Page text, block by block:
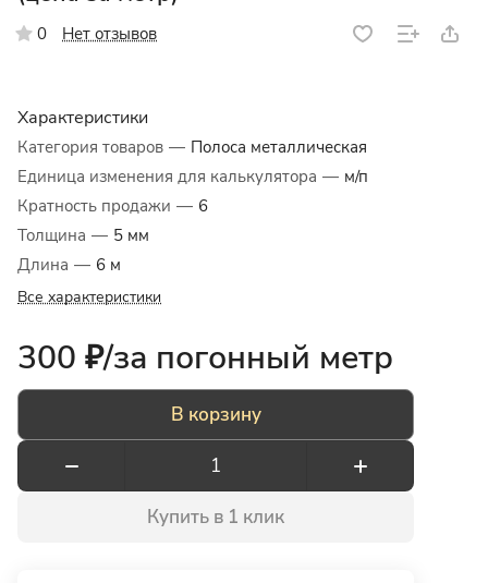
0 Нет отзывов
Характеристики
Категория товаров — Полоса металлическая
Единица изменения для калькулятора — м/п
Кратность продажи — 6
Толщина — 5 мм
Длина — 6 м
Все характеристики
300 ₽/за погонный метр
В корзину
Купить в 1 клик